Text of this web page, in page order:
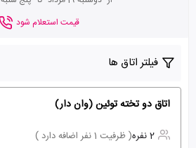
قیمت استعلام شود
فیلتر اتاق ها
اتاق دو تخته توئین (وان دار)
2 نفره
( ظرفیت 1 نفر اضافه دارد )